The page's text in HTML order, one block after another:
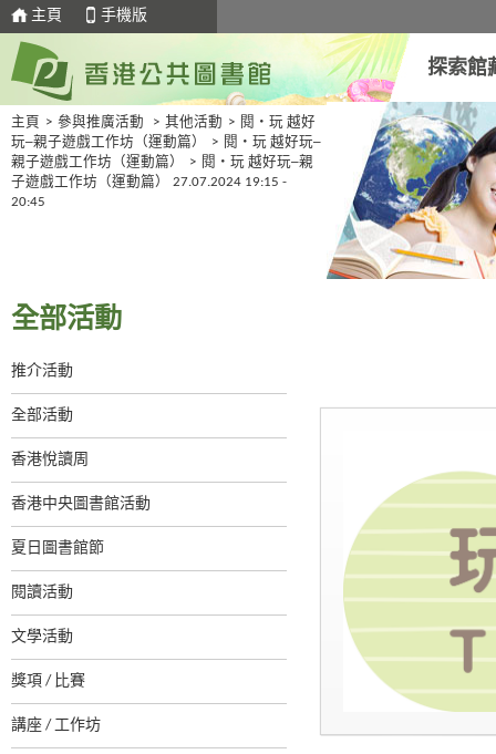
主頁 手機版
探索館
主頁 > 參與推廣活動 > 其他活動 > 閱‧玩 越好
玩─親子遊戲工作坊（運動篇）
> 閱‧玩 越好玩─
親子遊戲工作坊（運動篇）
> 閱‧玩 越好玩─親
子遊戲工作坊（運動篇） 27.07.2024 19:15 -
20:45
全部活動
推介活動
全部活動
香港悅讀周
香港中央圖書館活動
夏日圖書館節
閱讀活動
文學活動
獎項 / 比賽
講座 / 工作坊